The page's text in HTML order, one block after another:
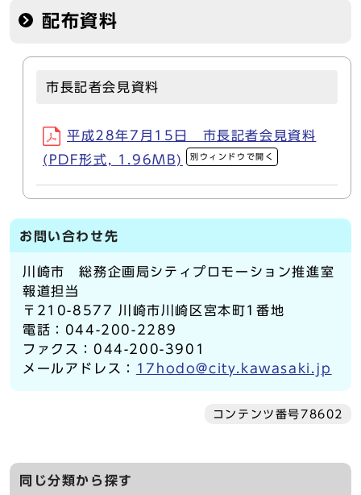
配布資料
市長記者会見資料
平成28年7月15日 市長記者会見資料
(PDF形式, 1.96MB)
別ウィンドウで開く
お問い合わせ先
川崎市 総務企画局シティプロモーション推進室
報道担当
〒210-8577 川崎市川崎区宮本町1番地
電話：044-200-2289
ファクス：044-200-3901
メールアドレス：
17hodo@city.kawasaki.jp
コンテンツ番号78602
同じ分類から探す